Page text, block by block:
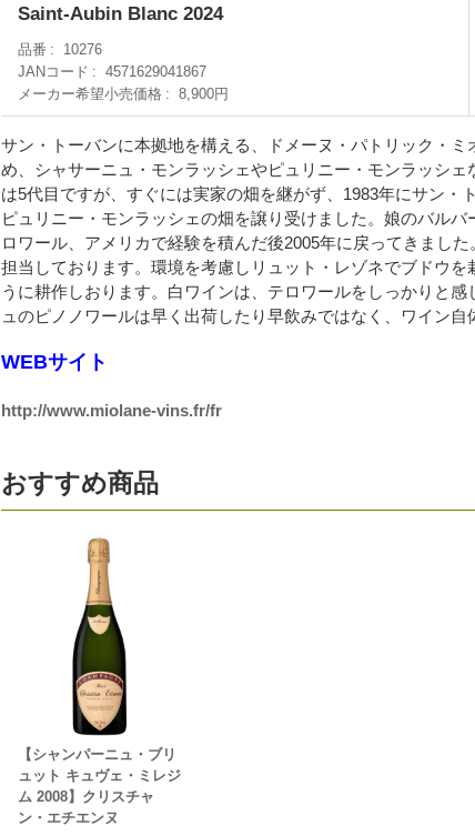
Saint-Aubin Blanc 2024
品番
10276
JANコード
4571629041867
メーカー希望小売価格
8,900円
サン・トーバンに本拠地を構える、ドメーヌ・パトリック・
め、シャサーニュ・モンラッシェやピュリニー・モンラッシ
は5代目ですが、すぐには実家の畑を継がず、1983年にサン・
ピュリニー・モンラッシェの畑を譲り受けました。娘のバル
ロワール、アメリカで経験を積んだ後2005年に戻ってきまし
担当しております。環境を考慮しリュット・レゾネでブドウ
うに耕作しおります。白ワインは、テロワールをしっかりと
ュのピノノワールは早く出荷したり早飲みではなく、ワイン
WEBサイト
http://www.miolane-vins.fr/fr
おすすめ商品
【シャンパーニュ・ブリ
ュット キュヴェ・ミレジ
ム 2008】クリスチャ
ン・エチエンヌ